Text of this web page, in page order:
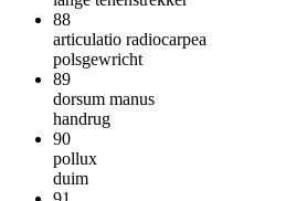
88
articulatio radiocarpea
polsgewricht
89
dorsum manus
handrug
90
pollux
duim